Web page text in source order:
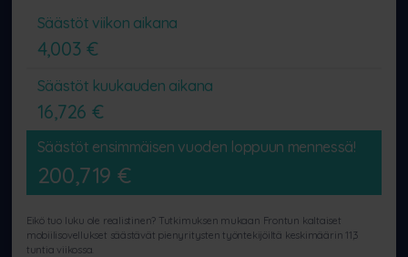
Säästöt viikon aikana
4,003 €
Säästöt kuukauden aikana
16,726 €
Säästöt ensimmäisen vuoden loppuun mennessä!
200,719 €
Eikö tuo luku ole realistinen? Tutkimuksen mukaan Frontun kaltaiset
mobiilisovellukset säästävät pienyritysten työntekijöiltä keskimäärin 11,3
tuntia viikossa.